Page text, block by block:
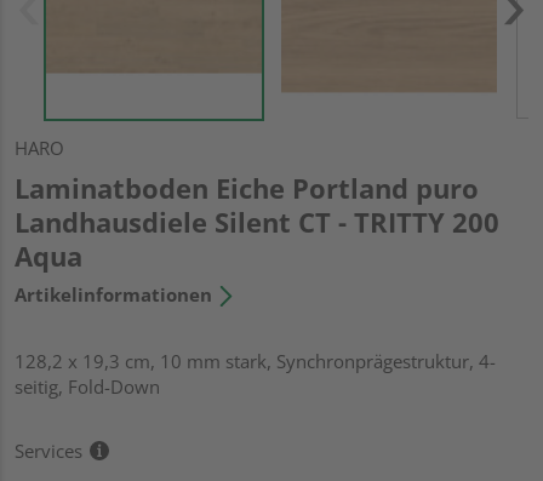
HARO
Laminatboden Eiche Portland puro
Landhausdiele Silent CT - TRITTY 200
Aqua
Artikelinformationen
128,2 x 19,3 cm, 10 mm stark, Synchronprägestruktur, 4-
seitig, Fold-Down
Services